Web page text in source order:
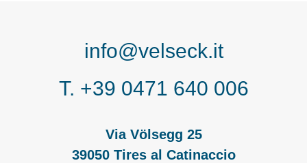
info@velseck.it
T. +39 0471 640 006
Via Völsegg 25
39050 Tires al Catinaccio